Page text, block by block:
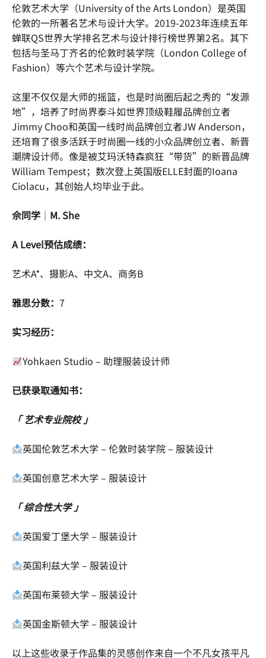
伦敦艺术大学（University of the Arts London）是英国
伦敦的一所著名艺术与设计大学。2019-2023年连续五年
蝉联QS世界大学排名艺术与设计排行榜世界第2名。其下
包括与圣马丁齐名的伦敦时装学院（London College of
Fashion）等六个艺术与设计学院。
这里不仅仅是大师的摇篮，也是时尚圈后起之秀的“发源
地”，培养了时尚界泰斗如世界顶级鞋履品牌创立者
Jimmy Choo和英国一线时尚品牌创立者JW Anderson，
还培育了很多活跃于时尚圈一线的小众品牌创立者、新晋
潮牌设计师。像是被艾玛沃特森疯狂“带货”的新晋品牌
William Tempest；数次登上英国版ELLE封面的Ioana
Ciolacu，其创始人均毕业于此。
佘同学 ｜ M. She
A Level预估成绩：
艺术A*、摄影A、中文A、商务B
雅思分数： 7
实习经历：
Yohkaen Studio – 助理服装设计师
已获录取通知书：
「 艺术专业院校 」
英国伦敦艺术大学 – 伦敦时装学院 – 服装设计
英国创意艺术大学 – 服装设计
「 综合性大学 」
英国爱丁堡大学 – 服装设计
英国利兹大学 – 服装设计
英国布莱顿大学 – 服装设计
英国金斯顿大学 – 服装设计
以上这些收录于作品集的灵感创作来自一个不凡女孩平凡